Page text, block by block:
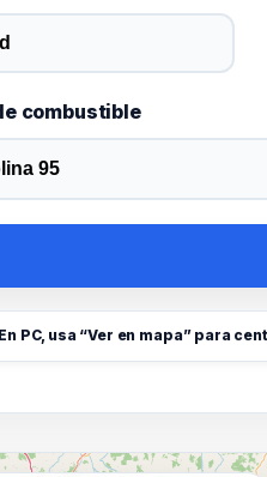
combustible
En PC, usa “Ver en mapa” para